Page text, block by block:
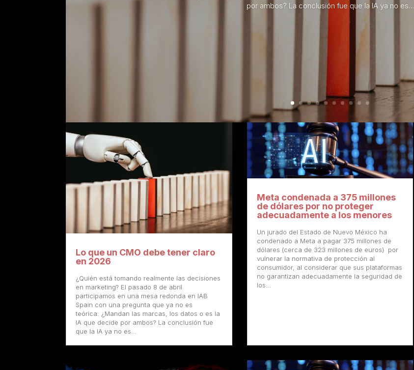
por ambos? La conclusión fue que la IA ya no es…
Lo que un CMO debe tener claro
en 2026
¿Quién está tomando realmente las decisiones
en marketing? El pasado 8 de abril
participamos en una mesa redonda en IAB
Spain con una pregunta que ya no es
teórica: ¿Mandan las marcas, los datos o es la
IA que decide por ambos? La conclusión fue
que la IA ya no es…
Meta condenada a 375 millones
de dólares por no proteger
adecuadamente a los menores
Un jurado del Estado de Nuevo México ha
condenado a Meta a pagar 375 millones de
dólares (cerca de 323 millones de euros) por
vulnerar la normativa de protección al
consumidor, al considerar que sus plataformas
no garantizan adecuadamente la seguridad de
los…